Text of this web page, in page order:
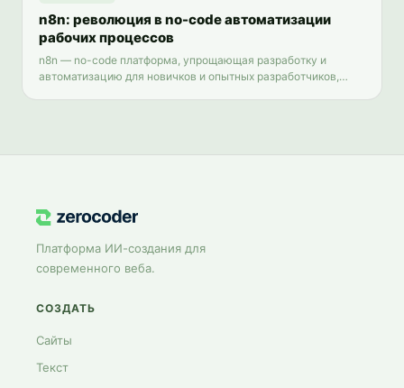
n8n: революция в no-code автоматизации
рабочих процессов
n8n — no-code платформа, упрощающая разработку и
автоматизацию для новичков и опытных разработчиков,
Платформа ИИ-создания для
современного веба.
СОЗДАТЬ
Сайты
Текст